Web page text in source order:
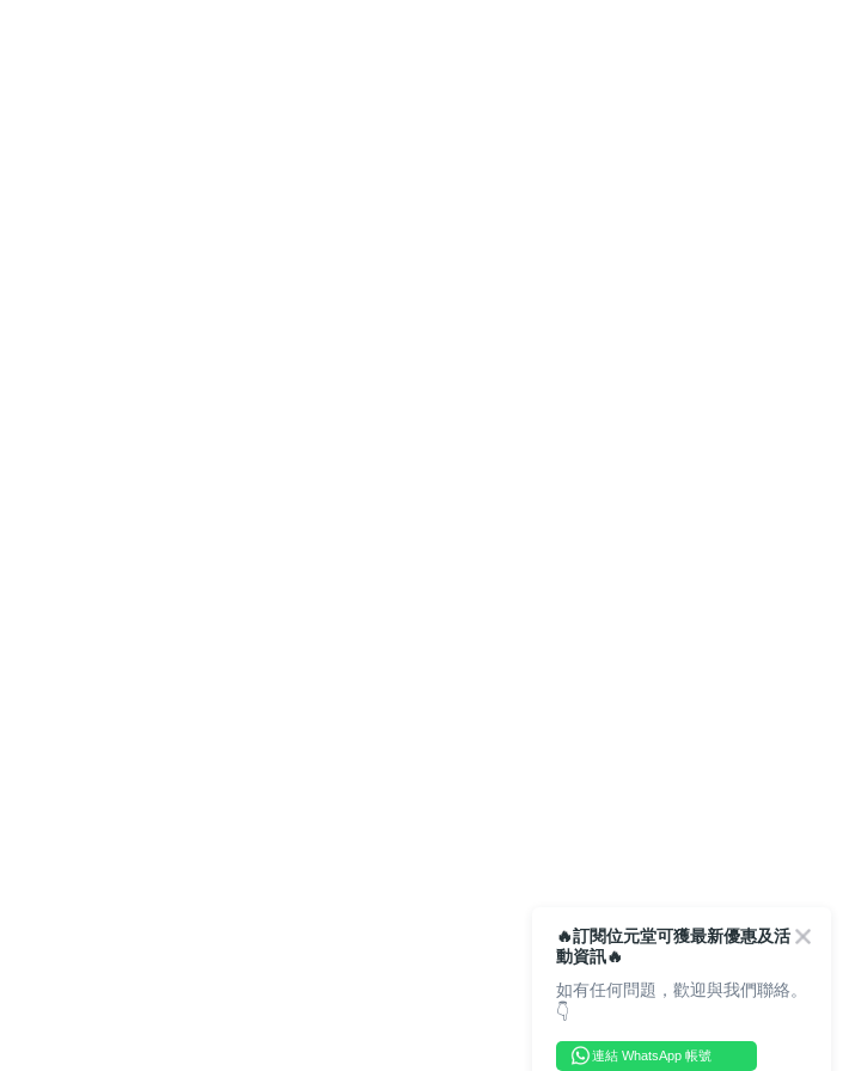
🔥訂閱位元堂可獲最新優惠及活
動資訊🔥
如有任何問題，歡迎與我們聯絡。
👇
連結 WhatsApp 帳號